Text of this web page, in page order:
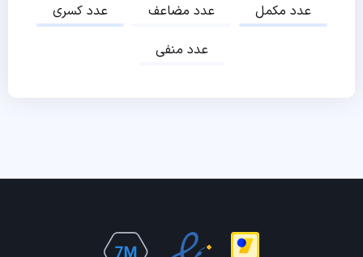
عدد کسری
عدد مضاعف
عدد مکمل
عدد منفی